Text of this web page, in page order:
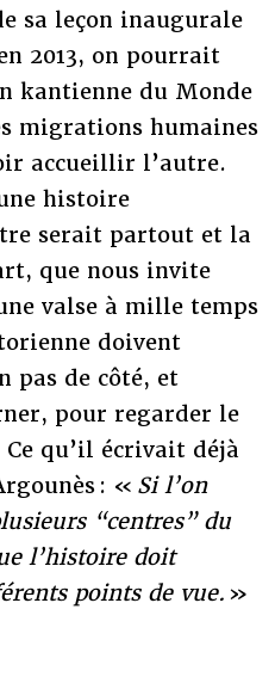
sa leçon inaugurale
2013, on pourrait
kantienne du Monde
migrations humaines
accueillir l’autre.
histoire
serait partout et la
que nous invite
valse à mille temps
doivent
pas de côté, et
pour regarder le
qu’il écrivait déjà
: « Si l’on
“centres” du
l’histoire doit
points de vue. »